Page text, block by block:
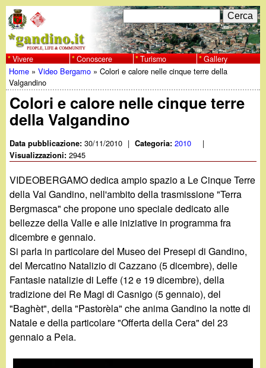
al
contenuto
principale
w
w
w
.
g
a
n
d
i
n
o
F
o
r
m
d
r
i
c
r
c
a
C
e
r
c
a
Vivere Conoscere Turismo Gallery
Tu
sei
qui
Home »Video Bergamo »Colori e calore nelle cinque terre della
Valgandino
Colori e calore nelle cinque terre
della Valgandino
Data pubblicazione:30/11/2010 | Categoria:2010 |
Visualizzazioni:2945
VIDEOBERGAMO dedica ampio spazio a Le Cinque Terre
della Val Gandino, nell'ambito della trasmissione "Terra
Bergmasca" che propone uno speciale dedicato alle
bellezze della Valle e alle iniziative in programma fra
dicembre e gennaio.
Si parla in particolare del Museo dei Presepi di Gandino,
del Mercatino Natalizio di Cazzano (5 dicembre), delle
Fantasie natalizie di Leffe (12 e 19 dicembre), della
tradizione dei Re Magi di Casnigo (5 gennaio), del
"Baghèt", della "Pastorèla" che anima Gandino la notte di
Natale e della particolare "Offerta della Cera" del 23
gennaio a Peia.